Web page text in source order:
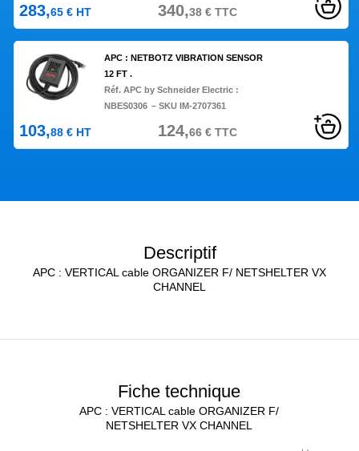
283,65 € HT 340,38€TTC
APC : NETBOTZ VIBRATION SENSOR
12 FT .
Réf. APC by Schneider Electric :
NBES0306 – SKU IM-2707361
103,88 € HT 124,66€TTC
Descriptif
APC : VERTICAL cable ORGANIZER F/ NETSHELTER VX
CHANNEL
Fiche technique
APC : VERTICAL cable ORGANIZER F/
NETSHELTER VX CHANNEL